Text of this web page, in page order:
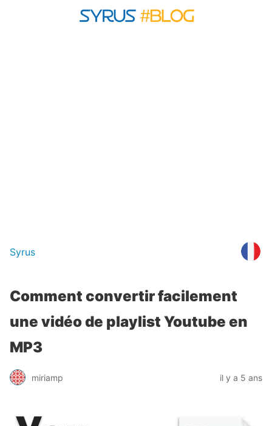
Syrus
Comment convertir facilement
une vidéo de playlist Youtube en
MP3
miriamp il y a 5 ans